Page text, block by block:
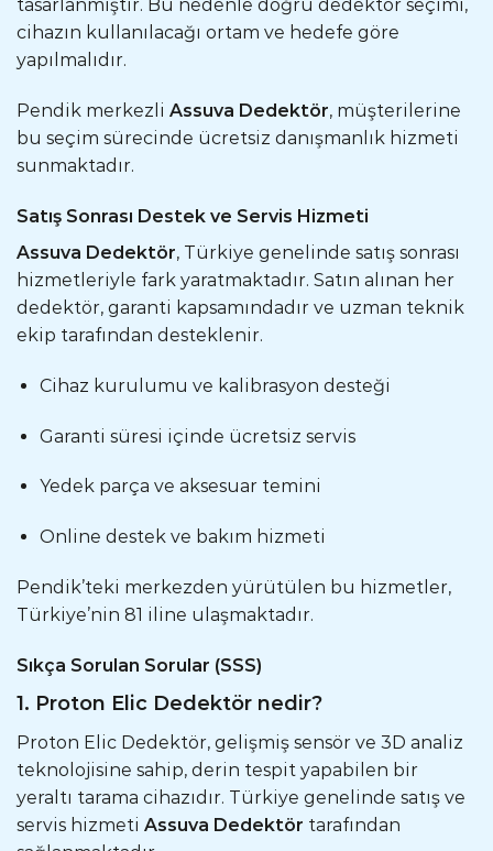
tasarlanmıştır. Bu nedenle doğru dedektör seçimi,
cihazın kullanılacağı ortam ve hedefe göre
yapılmalıdır.
Pendik merkezli Assuva Dedektör, müşterilerine
bu seçim sürecinde ücretsiz danışmanlık hizmeti
sunmaktadır.
Satış Sonrası Destek ve Servis Hizmeti
Assuva Dedektör, Türkiye genelinde satış sonrası
hizmetleriyle fark yaratmaktadır. Satın alınan her
dedektör, garanti kapsamındadır ve uzman teknik
ekip tarafından desteklenir.
Cihaz kurulumu ve kalibrasyon desteği
Garanti süresi içinde ücretsiz servis
Yedek parça ve aksesuar temini
Online destek ve bakım hizmeti
Pendik’teki merkezden yürütülen bu hizmetler,
Türkiye’nin 81 iline ulaşmaktadır.
Sıkça Sorulan Sorular (SSS)
1. Proton Elic Dedektör nedir?
Proton Elic Dedektör, gelişmiş sensör ve 3D analiz
teknolojisine sahip, derin tespit yapabilen bir
yeraltı tarama cihazıdır. Türkiye genelinde satış ve
servis hizmeti Assuva Dedektör tarafından